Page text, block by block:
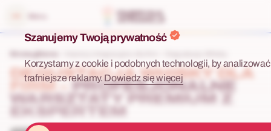
Szanujemy Twoją prywatność
Korzystamy z cookie i podobnych technologii, by
trafniejsze reklamy. Dowiedz się więcej
DEGUSTACJA WHISKY DLA
FIRM –PROFESJONALNE
WARSZTATY PREMIUM Z
EKSPERTEM